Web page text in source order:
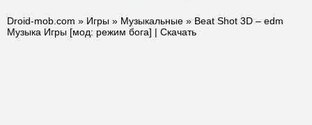
Droid-mob.com » Игры » Музыкальные » Beat Shot 3D – edm
Музыка Игры [мод: режим бога] | Скачать